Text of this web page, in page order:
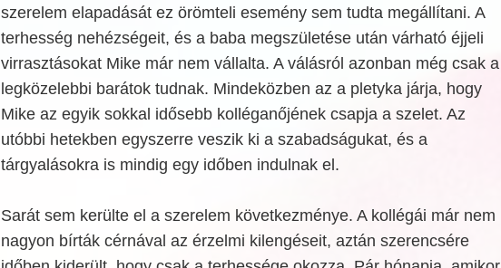
szerelem elapadását ez örömteli esemény sem tudta megállítani. A
terhesség nehézségeit, és a baba megszületése után várható éjjeli
virrasztásokat Mike már nem vállalta. A válásról azonban még csak a
legközelebbi barátok tudnak. Mindeközben az a pletyka járja, hogy
Mike az egyik sokkal idősebb kolléganőjének csapja a szelet. Az
utóbbi hetekben egyszerre veszik ki a szabadságukat, és a
tárgyalásokra is mindig egy időben indulnak el.
Sarát sem kerülte el a szerelem következménye. A kollégái már nem
nagyon bírták cérnával az érzelmi kilengéseit, aztán szerencsére